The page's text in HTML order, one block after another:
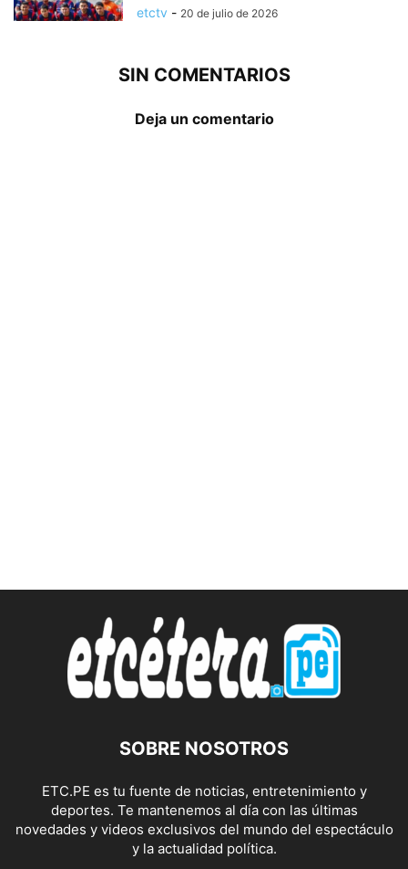
etctv - 20 de julio de 2026
SIN COMENTARIOS
Deja un comentario
SOBRE NOSOTROS
ETC.PE es tu fuente de noticias, entretenimiento y
deportes. Te mantenemos al día con las últimas
novedades y videos exclusivos del mundo del espectáculo
y la actualidad política.